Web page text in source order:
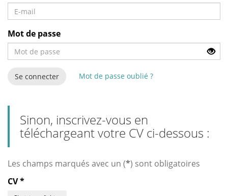
Mot de passe
Se connecter Mot de passe oublié ?
Sinon, inscrivez-vous en
téléchargeant votre CV ci-dessous :
Les champs marqués avec un (*) sont obligatoires
CV*